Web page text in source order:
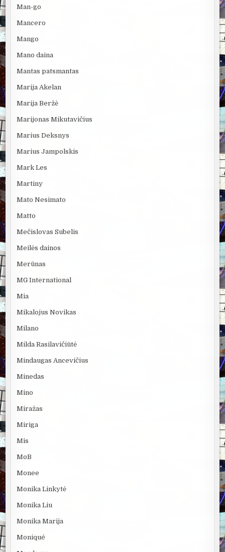
Man-go
Mancero
Mango
Mano daina
Mantas patsmantas
Marija Akelan
Marija Beržė
Marijonas Mikutavičius
Marius Deksnys
Marius Jampolskis
Mark Les
Martiny
Mato Nesimato
Matto
Mečislovas Subelis
Meilės dainos
Merūnas
MG International
Mia
Mikalojus Novikas
Milano
Milda Rasilavičiūtė
Mindaugas Ancevičius
Minedas
Mino
Miražas
Miriga
Mis
MoB
Monee
Monika Linkytė
Monika Liu
Monika Marija
Moniqué